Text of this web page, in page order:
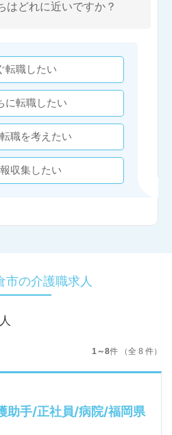
はどれに近いですか？
転職したい
に転職したい
職を考えたい
収集したい
市の介護職求人
1～8件 （全 8 件）
助手/正社員/病院/福岡県